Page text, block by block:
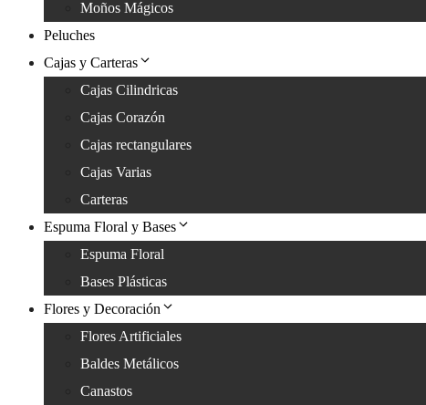
Moños Mágicos
Peluches
Cajas y Carteras
Cajas Cilindricas
Cajas Corazón
Cajas rectangulares
Cajas Varias
Carteras
Espuma Floral y Bases
Espuma Floral
Bases Plásticas
Flores y Decoración
Flores Artificiales
Baldes Metálicos
Canastos